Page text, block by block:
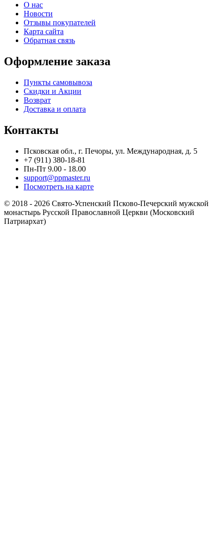
О нас
Новости
Отзывы покупателей
Карта сайта
Обратная связь
Оформление заказа
Пункты самовывоза
Скидки и Акции
Возврат
Доставка и оплата
Контакты
Псковская обл., г. Печоры, ул. Международная, д. 5
+7 (911) 380-18-81
Пн-Пт 9.00 - 18.00
support@ppmaster.ru
Посмотреть на карте
© 2018 - 2026 Свято-Успенский Псково-Печерский мужской
монастырь Русской Православной Церкви (Московский
Патриархат)